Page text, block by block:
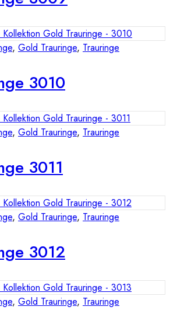
, Gold Trauringe, Trauringe
3010
, Gold Trauringe, Trauringe
3011
, Gold Trauringe, Trauringe
3012
, Gold Trauringe, Trauringe